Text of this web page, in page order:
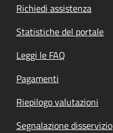
Richiedi assistenza
Statistiche del portale
Leggi le FAQ
Pagamenti
Riepilogo valutazioni
Segnalazione disservizio